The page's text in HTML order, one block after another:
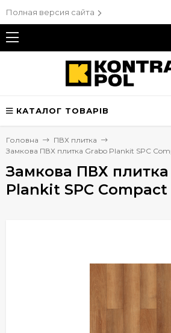
Полная версия сайта
КАТАЛОГ ТОВАРІВ
Головна
ПВХ плитка
Замкова ПВХ плитка Grabo Plankit SPC
Замкова ПВХ плитка
Plankit SPC